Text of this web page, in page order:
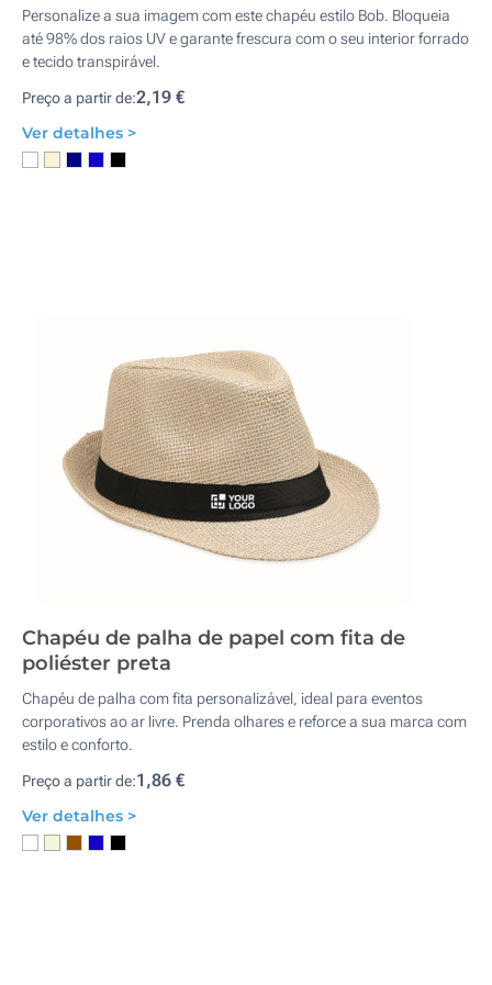
Personalize a sua imagem com este chapéu estilo Bob. Bloqueia
até 98% dos raios UV e garante frescura com o seu interior forrado
e tecido transpirável.
Preço a partir de:2,19 €
Ver detalhes >
Chapéu de palha de papel com fita de
poliéster preta
Chapéu de palha com fita personalizável, ideal para eventos
corporativos ao ar livre. Prenda olhares e reforce a sua marca com
estilo e conforto.
Preço a partir de:1,86 €
Ver detalhes >